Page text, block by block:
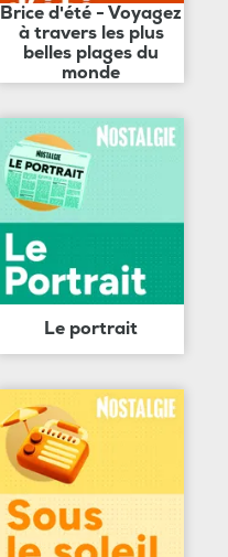
Brice d'été - Voyagez
à travers les plus
belles plages du
monde
Le portrait